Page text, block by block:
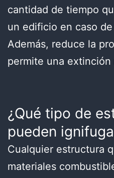
cantidad de tiempo
un edificio en caso
Además, reduce la
permite una extinción
¿Qué tipo de
pueden
Cualquier estructura
materiales